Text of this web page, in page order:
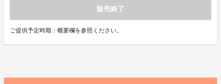
販売終了
ご提供予定時期：概要欄を参照ください。